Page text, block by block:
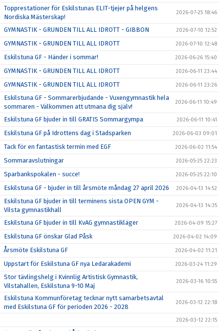
Topprestationer för Eskilstunas ELIT-tjejer på helgens
Nordiska Mästerskap!
2026-07-25 18:46
GYMNASTIK - GRUNDEN TILL ALL IDROTT - GIBBON 2026-07-10 12:52
GYMNASTIK - GRUNDEN TILL ALL IDROTT 2026-07-10 12:48
Eskilstuna GF - Händer i sommar! 2026-06-26 15:40
GYMNASTIK - GRUNDEN TILL ALL IDROTT 2026-06-11 23:44
GYMNASTIK - GRUNDEN TILL ALL IDROTT 2026-06-11 23:26
Eskilstuna GF - Sommarerbjudande - Vuxengymnastik hela
sommaren - Välkommen att utmana dig själv!
2026-06-11 10:49
Eskilstuna GF bjuder in till GRATIS Sommargympa 2026-06-11 10:41
Eskilstuna GF på Idrottens dag i Stadsparken 2026-06-03 09:01
Tack för en fantastisk termin med EGF 2026-06-02 11:54
Sommaravslutningar 2026-05-25 22:23
Sparbankspokalen - succe! 2026-05-25 22:10
Eskilstuna GF - bjuder in till årsmöte måndag 27 april 2026 2026-04-13 14:52
Eskilstuna GF bjuder in till terminens sista OPEN GYM -
Vilsta gymnastikhall
2026-04-13 14:35
Eskilstuna GF bjuder in till KvAG gymnastikläger 2026-04-09 15:27
Eskilstuna GF önskar Glad Påsk 2026-04-02 14:09
Årsmöte Eskilstuna GF 2026-04-02 11:21
Uppstart för Eskilstuna GF nya Ledarakademi 2026-03-24 11:29
Stor tävlingshelg i Kvinnlig Artistisk Gymnastik,
Vilstahallen, Eskilstuna 9-10 Maj
2026-03-16 10:55
Eskilstuna Kommunföretag tecknar nytt samarbetsavtal
med Eskilstuna GF för perioden 2026 - 2028
2026-03-12 22:18
2026-03-12 22:15